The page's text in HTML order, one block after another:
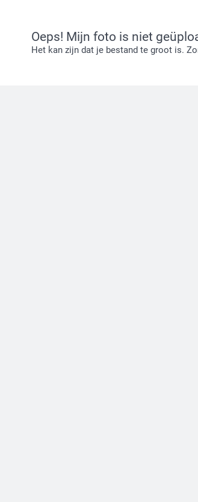
Oeps! Mijn foto is niet
Het kan zijn dat je bestand te groot is.